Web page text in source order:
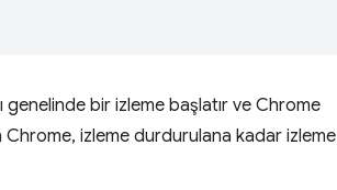
genelinde bir izleme başlatır ve Chrome
Chrome, izleme durdurulana kadar izleme